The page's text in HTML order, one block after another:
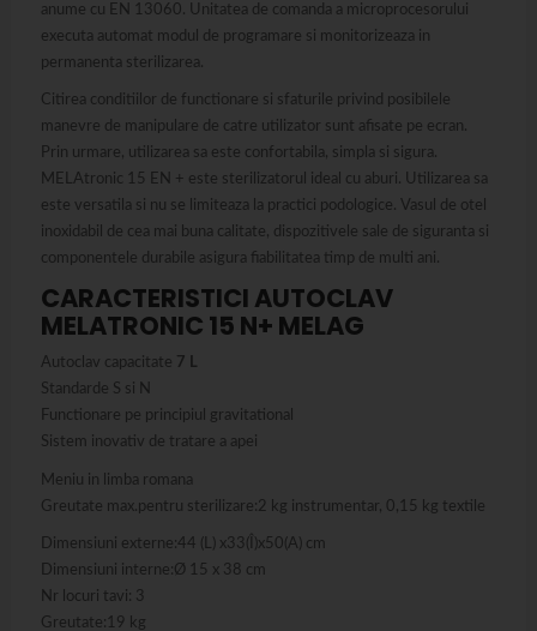
anume cu EN 13060. Unitatea de comanda a microprocesorului
executa automat modul de programare si monitorizeaza in
permanenta sterilizarea.
Citirea conditiilor de functionare si sfaturile privind posibilele
manevre de manipulare de catre utilizator sunt afisate pe ecran.
Prin urmare, utilizarea sa este confortabila, simpla si sigura.
MELAtronic 15 EN + este sterilizatorul ideal cu aburi. Utilizarea sa
este versatila si nu se limiteaza la practici podologice. Vasul de otel
inoxidabil de cea mai buna calitate, dispozitivele sale de siguranta si
componentele durabile asigura fiabilitatea timp de multi ani.
CARACTERISTICI AUTOCLAV
MELATRONIC 15 N+ MELAG
Autoclav capacitate 7 L
Standarde S si N
Functionare pe principiul gravitational
Sistem inovativ de tratare a apei
Meniu in limba romana
Greutate max.pentru sterilizare:2 kg instrumentar, 0,15 kg textile
Dimensiuni externe:44 (L) x33(Î)x50(A) cm
Dimensiuni interne:Ø 15 x 38 cm
Nr locuri tavi: 3
Greutate:19 kg